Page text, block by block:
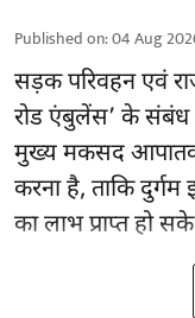
Published on:04 Aug
सड़क परिवहन एवं
रोड एंबुलेंस’ के संबंध में
मुख्य मकसद
करना है, ताकि
का लाभ प्राप्त हो